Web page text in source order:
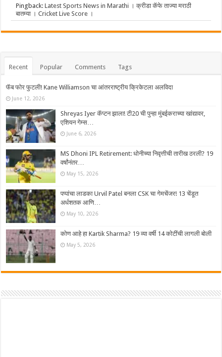
Pingback:Latest Sports News in Marathi । क्रीडा कॅफे ताज्या मराठी
बातम्या । Cricket Live Score ।
Recent Popular Comments Tags
फॅब फोर फुटली! Kane Williamson चा आंतरराष्ट्रीय क्रिकेटला अलविदा
June 12, 2026
Shreyas Iyer कॅप्टन झाला! टी20 ची पुन्हा मुंबईकराच्या खांद्यावर,
एशियन गेम्स…
June 6, 2026
MS Dhoni IPL Retirement: धोनीच्या निवृत्तीची तारीख ठरली? 19
वर्षांनंतर…
May 15, 2026
पप्पांचा लाडका Urvil Patel बनला CSK चा गेमचेंजर! 13 चेंडूत
अर्धशतक आणि…
May 10, 2026
कोण आहे हा Kartik Sharma? 19 व्या वर्षी 14 कोटींची लागली बोली
May 5, 2026